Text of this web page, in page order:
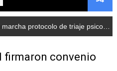
inclusión y atención a
“Ríe 2026” recorre las
realizó una jornada
de triaje psicosocial para atender a rescatistas
firmaron convenio